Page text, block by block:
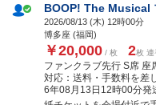
BOOP! The Musical
2026/08/13 (木) 12時00分
博多座 (福岡)
￥20,000 / 枚 2枚 連
ファンクラブ先行 S席
対応：送料・手数料を差
6年08月13日12時00分発